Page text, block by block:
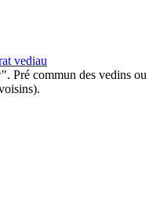
vediau
Pré commun des vedins ou